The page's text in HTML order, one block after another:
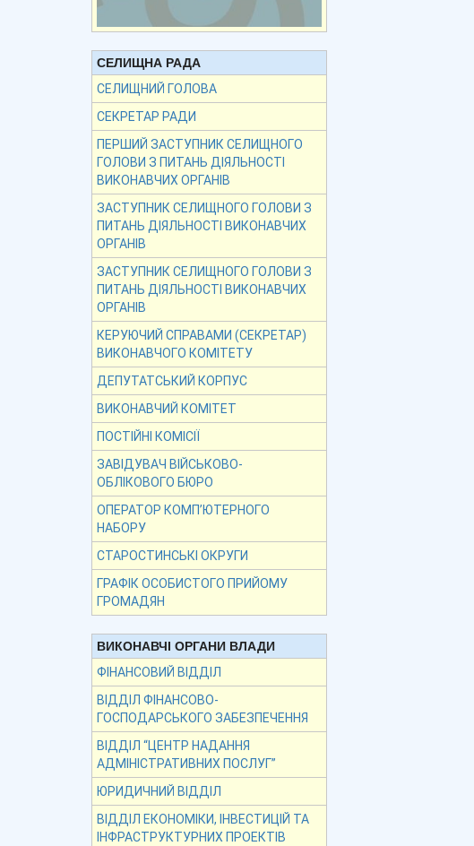
СЕЛИЩНА РАДА
СЕЛИЩНИЙ ГОЛОВА
СЕКРЕТАР РАДИ
ПЕРШИЙ ЗАСТУПНИК СЕЛИЩНОГО
ГОЛОВИ З ПИТАНЬ ДІЯЛЬНОСТІ
ВИКОНАВЧИХ ОРГАНІВ
ЗАСТУПНИК СЕЛИЩНОГО ГОЛОВИ З
ПИТАНЬ ДІЯЛЬНОСТІ ВИКОНАВЧИХ
ОРГАНІВ
ЗАСТУПНИК СЕЛИЩНОГО ГОЛОВИ З
ПИТАНЬ ДІЯЛЬНОСТІ ВИКОНАВЧИХ
ОРГАНІВ
КЕРУЮЧИЙ СПРАВАМИ (СЕКРЕТАР)
ВИКОНАВЧОГО КОМІТЕТУ
ДЕПУТАТСЬКИЙ КОРПУС
ВИКОНАВЧИЙ КОМІТЕТ
ПОСТІЙНІ КОМІСІЇ
ЗАВІДУВАЧ ВІЙСЬКОВО-
ОБЛІКОВОГО БЮРО
ОПЕРАТОР КОМП’ЮТЕРНОГО
НАБОРУ
СТАРОСТИНСЬКІ ОКРУГИ
ГРАФІК ОСОБИСТОГО ПРИЙОМУ
ГРОМАДЯН
ВИКОНАВЧІ ОРГАНИ ВЛАДИ
ФІНАНСОВИЙ ВІДДІЛ
ВІДДІЛ ФІНАНСОВО-
ГОСПОДАРСЬКОГО ЗАБЕЗПЕЧЕННЯ
ВІДДІЛ “ЦЕНТР НАДАННЯ
АДМІНІСТРАТИВНИХ ПОСЛУГ”
ЮРИДИЧНИЙ ВІДДІЛ
ВІДДІЛ ЕКОНОМІКИ, ІНВЕСТИЦІЙ ТА
ІНФРАСТРУКТУРНИХ ПРОЕКТІВ